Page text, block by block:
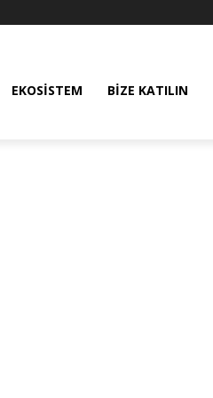
EKOSISTEM BIZE KATILIN